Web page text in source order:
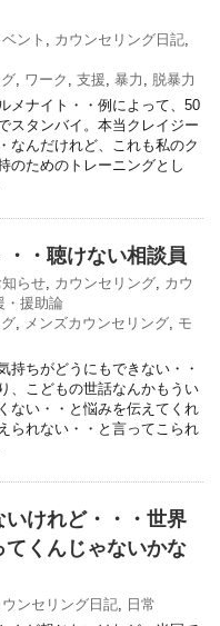
ント , カウンセリング日記,
, ワーク , 支援, 暴力 , 脱暴力
メナイト・・例によって、50
スタンバイ。本当クレイジー
なんだけれど、これも私のク
のためのトレーニングとし
・聴けない相談員
知らせ, カウンセリング, カウ
・援助論
, メンズカウンセリング, モ
持ちがどうにもできない・・
、こどもの世話なんかもうい
ない・・と悩みを伝えてくれ
られない・・と言ってこられ
けれど・・・世界
てくんじゃないかな
ウンセリング日記, 日常